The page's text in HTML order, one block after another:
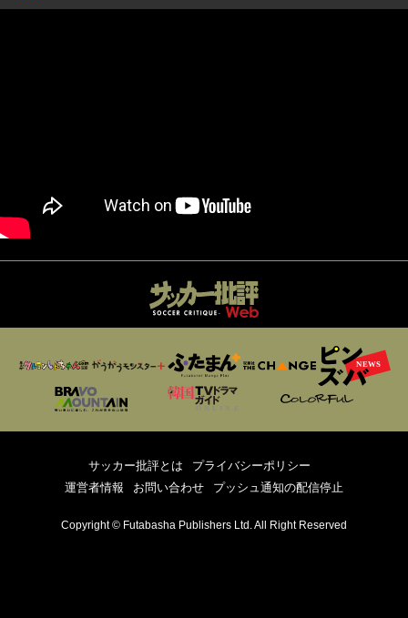
サッカー批評とは
プライバシーポリシー
運営者情報
お問い合わせ プッシュ通知の配信停止
Copyright © Futabasha Publishers Ltd. All Right Reserved